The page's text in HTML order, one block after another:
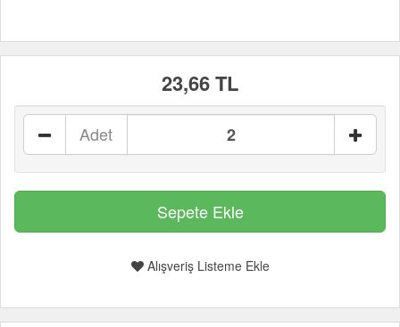
23,66 TL
Adet
Alışveriş Listeme Ekle